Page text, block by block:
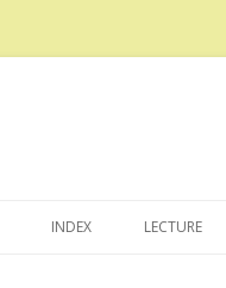
au
INDEX LECTURE